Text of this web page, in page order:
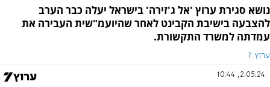
נושא סגירת ערוץ 'אל ג'זירה' בישראל יעלה כבר הערב
להצבעה בישיבת הקבינט לאחר שהיועמ"שית העבירה את
עמדתה למשרד התקשורת.
ערוץ 7
2.05.24, 10:44